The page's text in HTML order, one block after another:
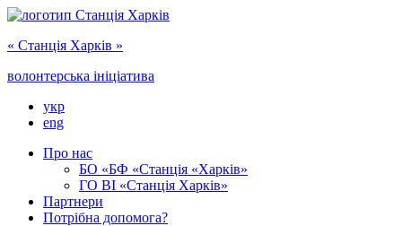
« Cтанція Харків »
волонтерська ініціатива
укр
eng
Про нас
БО «БФ «Станція «Харків»
ГО ‎ВІ «‎Станція Харків»
Партнери
Потрібна допомога?